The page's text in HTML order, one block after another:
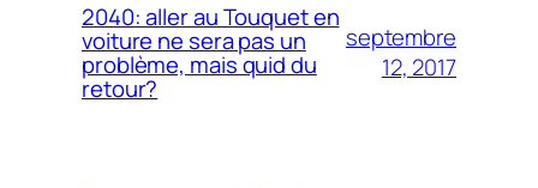
2040: aller au Touquet en
voiture ne sera pas un
problème, mais quid du
retour?
septembre
12, 2017